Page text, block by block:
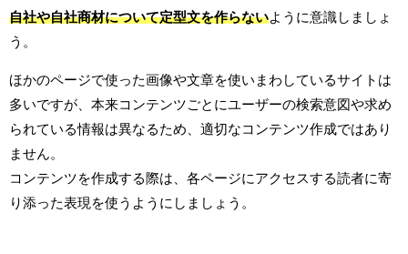
自社や自社商材について定型文を作らない ように意識しましょ
う。
ほかのページで使った画像や文章を使いまわしているサイトは
多いですが、本来コンテンツごとにユーザーの検索意図や求め
られている情報は異なるため、適切なコンテンツ作成ではあり
ません。
コンテンツを作成する際は、各ページにアクセスする読者に寄
り添った表現を使うようにしましょう。